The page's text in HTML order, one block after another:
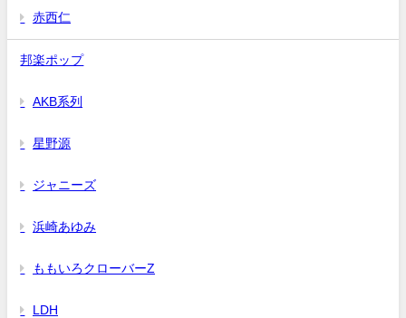
赤西仁
邦楽ポップ
AKB系列
星野源
ジャニーズ
浜崎あゆみ
ももいろクローバーZ
LDH